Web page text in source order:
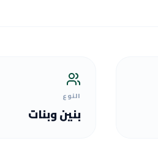
النوع
بنين وبنات